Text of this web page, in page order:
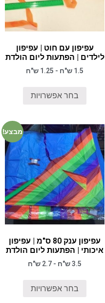
עפיפון עם חוט | עפיפון
לילדים | הפתעות ליום הולדת
1.5 ש"ח - 1.25 ש"ח
בחר אפשרויות
מבצע!
עפיפון ענק 80 ס"מ | עפיפון
איכותי | הפתעות ליום הולדת
3.5 ש"ח - 2.7 ש"ח
בחר אפשרויות